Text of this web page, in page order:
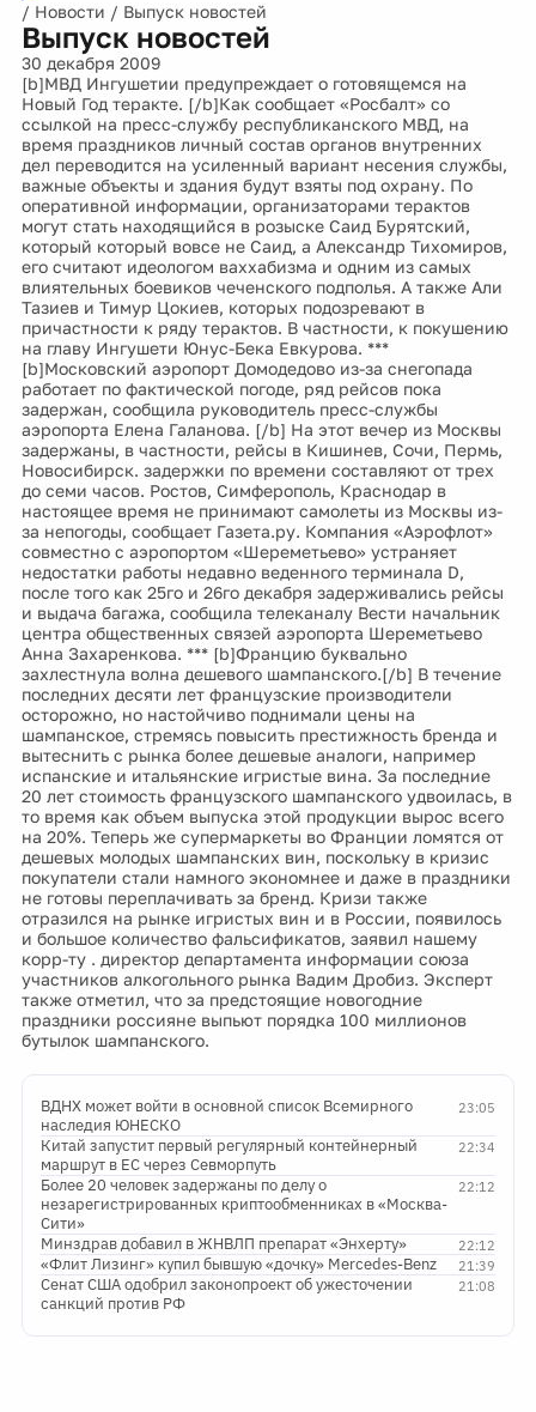
/ Новости / Выпуск новостей
Выпуск новостей
30 декабря 2009
[b]МВД Ингушетии предупреждает о готовящемся на
Новый Год теракте. [/b]Как сообщает «Росбалт» со
ссылкой на пресс-службу республиканского МВД, на
время праздников личный состав органов внутренних
дел переводится на усиленный вариант несения службы,
важные объекты и здания будут взяты под охрану. По
оперативной информации, организаторами терактов
могут стать находящийся в розыске Саид Бурятский,
который который вовсе не Саид, а Александр Тихомиров,
его считают идеологом ваххабизма и одним из самых
влиятельных боевиков чеченского подполья. А также Али
Тазиев и Тимур Цокиев, которых подозревают в
причастности к ряду терактов. В частности, к покушению
на главу Ингушети Юнус-Бека Евкурова. ***
[b]Московский аэропорт Домодедово из-за снегопада
работает по фактической погоде, ряд рейсов пока
задержан, сообщила руководитель пресс-службы
аэропорта Елена Галанова. [/b] На этот вечер из Москвы
задержаны, в частности, рейсы в Кишинев, Сочи, Пермь,
Новосибирск. задержки по времени составляют от трех
до семи часов. Ростов, Симферополь, Краснодар в
настоящее время не принимают самолеты из Москвы из-
за непогоды, сообщает Газета.ру. Компания «Аэрофлот»
совместно с аэропортом «Шереметьево» устраняет
недостатки работы недавно веденного терминала D,
после того как 25го и 26го декабря задерживались рейсы
и выдача багажа, сообщила телеканалу Вести начальник
центра общественных связей аэропорта Шереметьево
Анна Захаренкова. *** [b]Францию буквально
захлестнула волна дешевого шампанского.[/b] В течение
последних десяти лет французские производители
осторожно, но настойчиво поднимали цены на
шампанское, стремясь повысить престижность бренда и
вытеснить с рынка более дешевые аналоги, например
испанские и итальянские игристые вина. За последние
20 лет стоимость французского шампанского удвоилась, в
то время как объем выпуска этой продукции вырос всего
на 20%. Теперь же супермаркеты во Франции ломятся от
дешевых молодых шампанских вин, поскольку в кризис
покупатели стали намного экономнее и даже в праздники
не готовы переплачивать за бренд. Кризи также
отразился на рынке игристых вин и в России, появилось
и большое количество фальсификатов, заявил нашему
корр-ту . директор департамента информации союза
участников алкогольного рынка Вадим Дробиз. Эксперт
также отметил, что за предстоящие новогодние
праздники россияне выпьют порядка 100 миллионов
бутылок шампанского.
23:05
ВДНХ может войти в основной список Всемирного
наследия ЮНЕСКО
22:34
Китай запустит первый регулярный контейнерный
маршрут в ЕС через Севморпуть
22:12
Более 20 человек задержаны по делу о
незарегистрированных криптообменниках в «Москва-
Сити»
22:12
Минздрав добавил в ЖНВЛП препарат «Энхерту»
21:39
«Флит Лизинг» купил бывшую «дочку» Mercedes-Benz
21:08
Сенат США одобрил законопроект об ужесточении
санкций против РФ